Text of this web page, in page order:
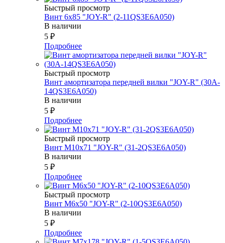
Быстрый просмотр
Винт 6х85 "JOY-R" (2-11QS3E6A050)
В наличии
5 ₽
Подробнее
Быстрый просмотр
Винт амортизатора передней вилки "JOY-R" (30A-
14QS3E6A050)
В наличии
5 ₽
Подробнее
Быстрый просмотр
Винт М10х71 "JOY-R" (31-2QS3E6A050)
В наличии
5 ₽
Подробнее
Быстрый просмотр
Винт М6х50 "JOY-R" (2-10QS3E6A050)
В наличии
5 ₽
Подробнее